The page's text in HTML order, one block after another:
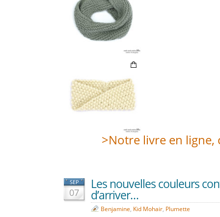
>Notre livre en ligne,
SEP
07
Les nouvelles couleurs
d’arriver…
Benjamine, Kid Mohair, Plumette